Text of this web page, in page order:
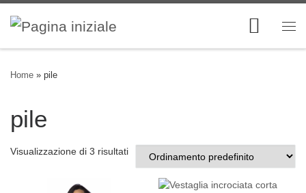
Skip to content
Home » pile
pile
Visualizzazione di 3 risultati